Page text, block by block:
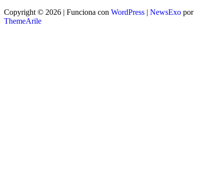
Copyright © 2026 | Funciona con WordPress | NewsExo por
ThemeArile